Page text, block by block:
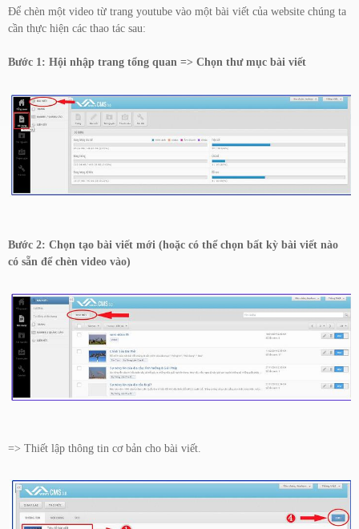
Để chèn một video từ trang youtube vào một bài viết của website chúng ta
cần thực hiện các thao tác sau:
Bước 1: Hội nhập trang tổng quan => Chọn thư mục bài viết
Bước 2: Chọn tạo bài viết mới (hoặc có thể chọn bất kỳ bài viết nào
có sẵn để chèn video vào)
=> Thiết lập thông tin cơ bản cho bài viết.